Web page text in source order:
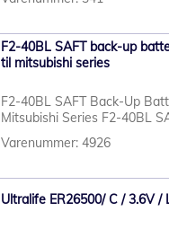
F2-40BL SAFT back-up
til mitsubishi series
F2-40BL SAFT Back-Up
Mitsubishi Series F2-40BL
Varenummer: 4926
Ultralife ER26500/ C / 3.6V /